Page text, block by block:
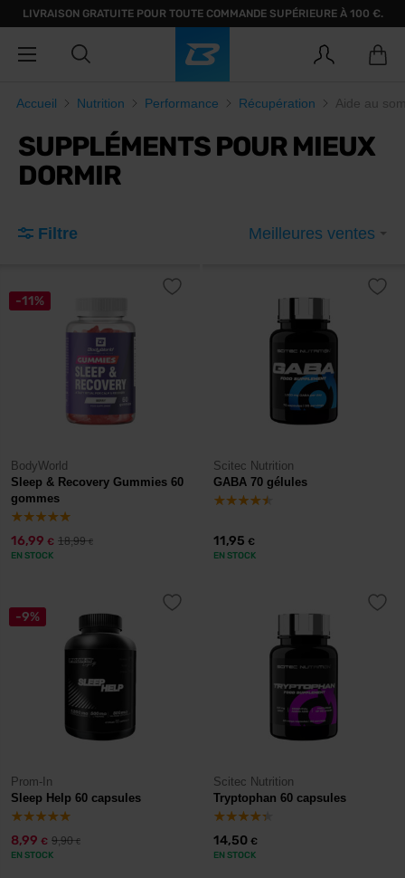
LIVRAISON GRATUITE POUR TOUTE COMMANDE SUPÉRIEURE À 100 €.
Accueil Nutrition Performance Récupération Aide au
SUPPLÉMENTS POUR MIEUX
DORMIR
Filtre Meilleures ventes
-11%
BodyWorld
Sleep & Recovery Gummies 60
gommes
16,99 € 18,99€
EN STOCK
Scitec Nutrition
GABA 70 gélules
11,95 €
EN STOCK
-9%
Prom-In
Sleep Help 60 capsules
8,99 € 9,90€
EN STOCK
Scitec Nutrition
Tryptophan 60 capsules
14,50 €
EN STOCK